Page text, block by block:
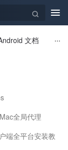
文档
全局代理
端全平台安装教